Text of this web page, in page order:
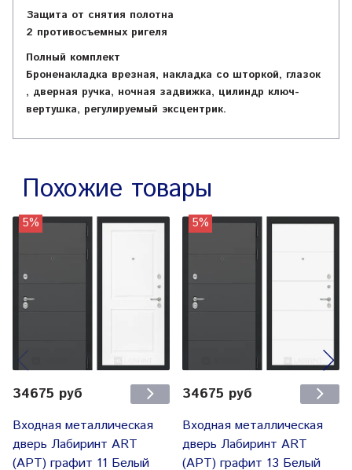
Защита от снятия полотна
2 противосъемных ригеля
Полный комплект
Броненакладка врезная, накладка со шторкой, глазок
, дверная ручка, ночная задвижка, цилиндр ключ-
вертушка, регулируемый эксцентрик.
Похожие товары
5%
34675 руб
Входная металлическая
дверь Лабиринт ART
(АРТ) графит 11 Белый
5%
34675 руб
Входная металлическая
дверь Лабиринт ART
(АРТ) графит 13 Белый